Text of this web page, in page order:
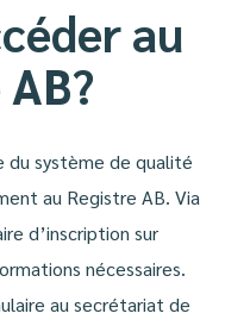
au
du système de qualité
au Registre AB. Via
d’inscription sur
nécessaires.
au secrétariat de